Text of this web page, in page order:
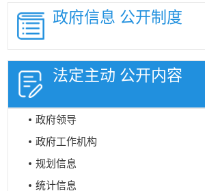
政府信息 公开制度
法定主动 公开内容
政府领导
政府工作机构
规划信息
统计信息